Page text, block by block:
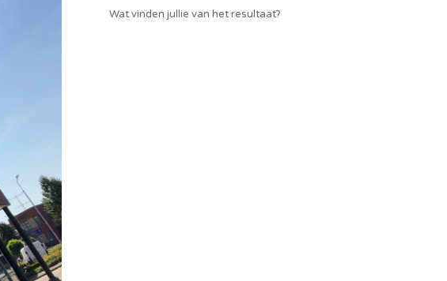
Wat vinden jullie van het resultaat?